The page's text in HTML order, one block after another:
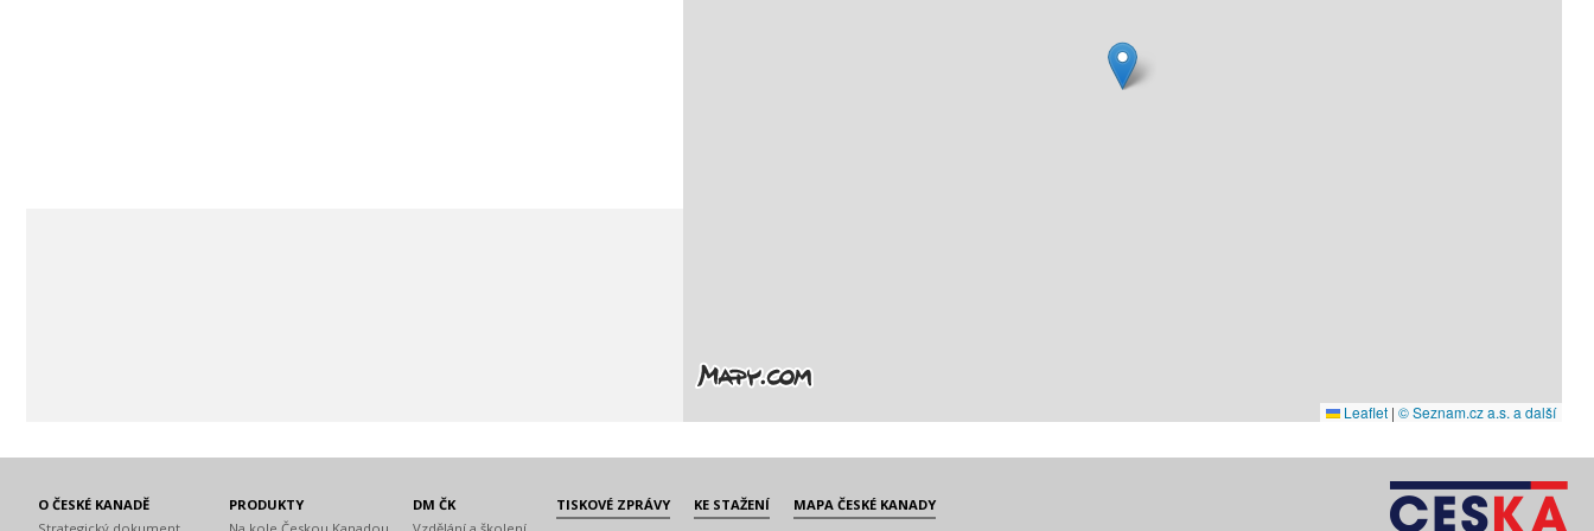
Leaflet | © Seznam.cz a.s. a další
O ČESKÉ KANADĚ
PRODUKTY
DM ČK
TISKOVÉ ZPRÁVY KE STAŽENÍ MAPA ČESKÉ KANADY